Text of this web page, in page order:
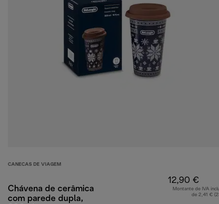
CANECAS DE VIAGEM
Chávena de cerâmica
com parede dupla,
12,90 €
Montante de IVA
de 2,41 €